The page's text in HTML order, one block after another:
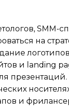
SMM-
на
и landing
и